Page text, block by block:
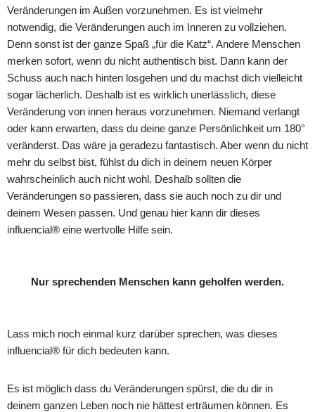
Veränderungen im Außen vorzunehmen. Es ist vielmehr
notwendig, die Veränderungen auch im Inneren zu vollziehen.
Denn sonst ist der ganze Spaß „für die Katz“. Andere Menschen
merken sofort, wenn du nicht authentisch bist. Dann kann der
Schuss auch nach hinten losgehen und du machst dich vielleicht
sogar lächerlich. Deshalb ist es wirklich unerlässlich, diese
Veränderung von innen heraus vorzunehmen. Niemand verlangt
oder kann erwarten, dass du deine ganze Persönlichkeit um 180°
veränderst. Das wäre ja geradezu fantastisch. Aber wenn du nicht
mehr du selbst bist, fühlst du dich in deinem neuen Körper
wahrscheinlich auch nicht wohl. Deshalb sollten die
Veränderungen so passieren, dass sie auch noch zu dir und
deinem Wesen passen. Und genau hier kann dir dieses
influencial® eine wertvolle Hilfe sein.
Nur sprechenden Menschen kann geholfen werden.
Lass mich noch einmal kurz darüber sprechen, was dieses
influencial® für dich bedeuten kann.
Es ist möglich dass du Veränderungen spürst, die du dir in
deinem ganzen Leben noch nie hättest erträumen können. Es